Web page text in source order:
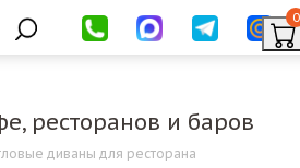
0
ресторанов и баров
диваны для ресторана